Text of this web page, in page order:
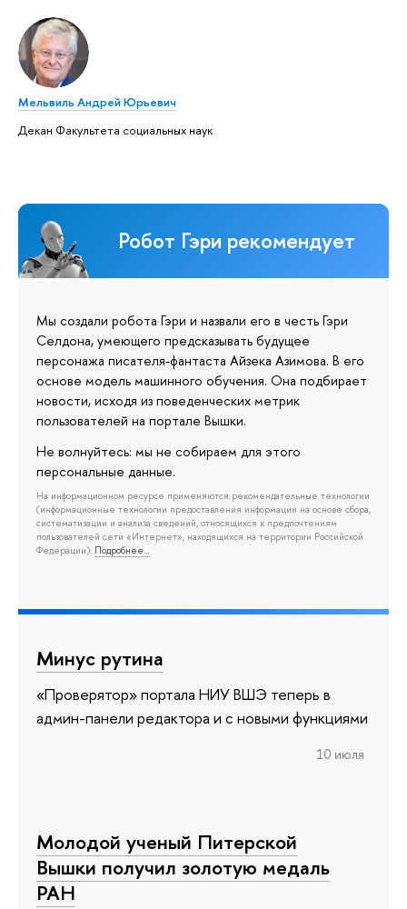
Мельвиль Андрей Юрьевич
Декан Факультета социальных наук
Робот Гэри рекомендует
Мы создали робота Гэри и назвали его в честь Гэри
Селдона, умеющего предсказывать будущее
персонажа писателя-фантаста Айзека Азимова. В его
основе модель машинного обучения. Она подбирает
новости, исходя из поведенческих метрик
пользователей на портале Вышки.
Не волнуйтесь: мы не собираем для этого
персональные данные.
На информационном ресурсе применяются рекомендательные технологии
(информационные технологии предоставления информации на основе сбора,
систематизации и анализа сведений, относящихся к предпочтениям
пользователей сети «Интернет», находящихся на территории Российской
Федерации). Подробнее…
Минус рутина
«Проверятор» портала НИУ ВШЭ теперь в
админ-панели редактора и с новыми функциями
10 июля
Молодой ученый Питерской
Вышки получил золотую медаль
РАН